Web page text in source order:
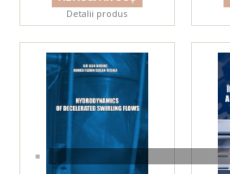
Detalii produs